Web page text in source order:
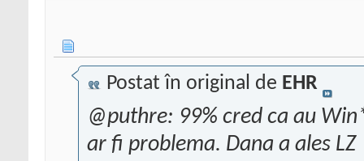
Postat în original de EHR
@puthre: 99% cred ca au
ar fi problema. Dana a ales LZ